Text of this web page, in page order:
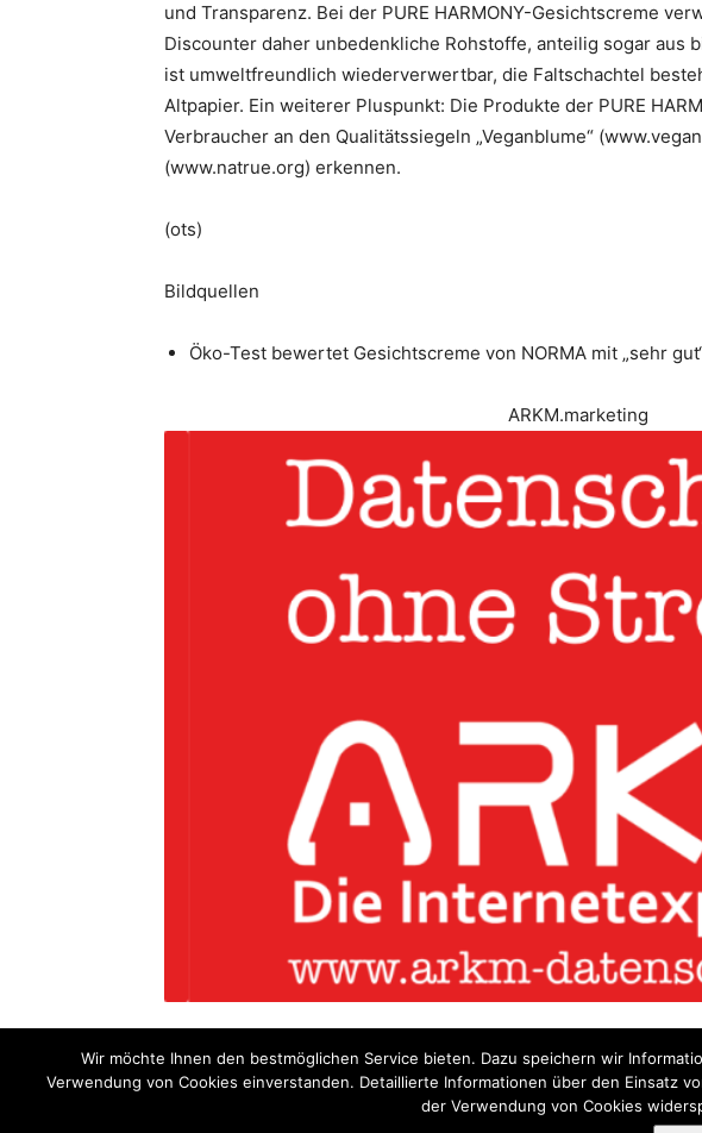
und Transparenz. Bei der PURE HARMONY-Gesichtscreme
Discounter daher unbedenkliche Rohstoffe, anteilig sogar aus
ist umweltfreundlich wiederverwertbar, die Faltschachtel
Altpapier. Ein weiterer Pluspunkt: Die Produkte der PURE
Verbraucher an den Qualitätssiegeln „Veganblume“
(www.natrue.org) erkennen.
(ots)
Bildquellen
Öko-Test bewertet Gesichtscreme von NORMA mit „sehr
ARKM.marketing
Wir möchte Ihnen den bestmöglichen Service bieten. Dazu speichern wir
Verwendung von Cookies einverstanden. Detaillierte Informationen über den Einsatz
der Verwendung von Cookies